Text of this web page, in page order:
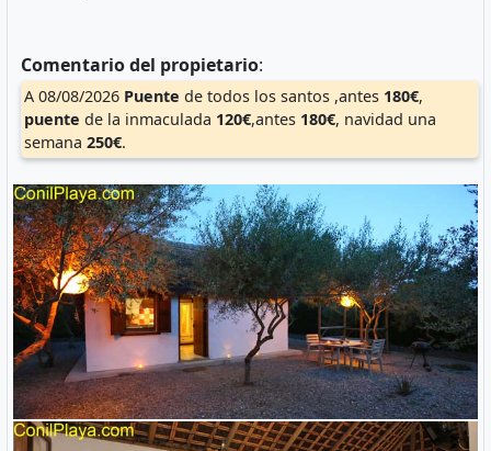
Comentario del propietario:
A 08/08/2026 Puente de todos los santos ,antes 180€,
puente de la inmaculada 120€,antes 180€, navidad una
semana250€.